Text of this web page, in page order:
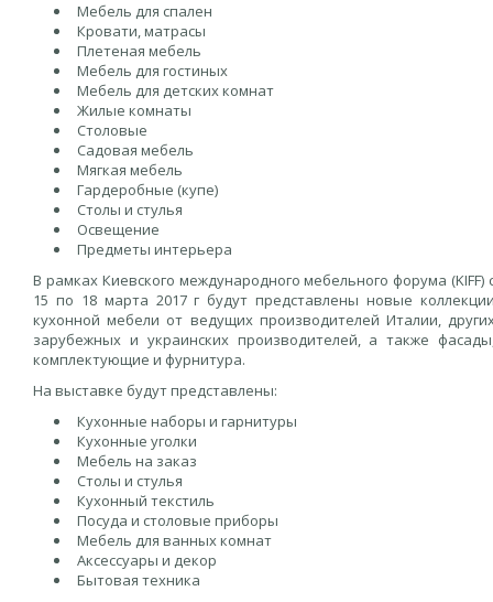
Мебель для спален
Кровати, матрасы
Плетеная мебель
Мебель для гостиных
Мебель для детских комнат
Жилые комнаты
Столовые
Садовая мебель
Мягкая мебель
Гардеробные (купе)
Столы и стулья
Освещение
Предметы интерьера
В рамках Киевского международного мебельного форума (KIFF)
15 по 18 марта 2017 г будут представлены новые
кухонной мебели от ведущих производителей Италии,
зарубежных и украинских производителей, а также
комплектующие и фурнитура.
На выставке будут представлены:
Кухонные наборы и гарнитуры
Кухонные уголки
Мебель на заказ
Столы и стулья
Кухонный текстиль
Посуда и столовые приборы
Мебель для ванных комнат
Аксессуары и декор
Бытовая техника